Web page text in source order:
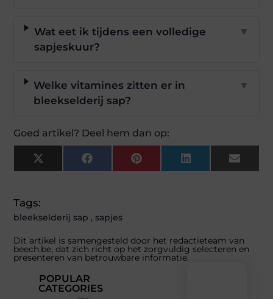
Wat eet ik tijdens een volledige
sapjeskuur?
▼
Welke vitamines zitten er in
bleekselderij sap?
▼
Goed artikel? Deel hem dan op:
X
(Twitter)
FacebookPinterestLinkedInEmail
Tags:
bleekselderij sap ,sapjes
Dit artikel is samengesteld door het redactieteam van
beech.be, dat zich richt op het zorgvuldig selecteren en
presenteren van betrouwbare informatie.
POPULAR
CATEGORIES